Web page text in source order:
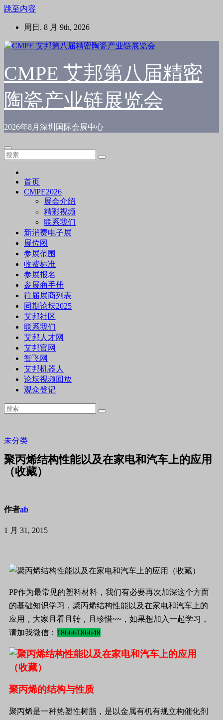
跳至内容
周日. 8 月 9th, 2026
CMPE 艾邦第八届精密
陶瓷产业链展览会
2026年8月深圳国际会展中心
首页
CMPE2026
展会介绍
精彩视频
联系我们
新消费电子展
展位图
参展范围
收费标准
参展报名
参展商手册
往届展商列表
同期论坛2025
艾邦社区
联系我们
艾邦人才网
艾邦官网
智飞网
艾邦机器人
论坛视频回放
观众登记
未分类
聚丙烯结构性能以及在家电和汽车上的应用
（收藏）
作者ab
1 月 31, 2015
PP作为最常见的塑料材料，我们有必要再次加深这个方面
的基础知识学习，聚丙烯结构性能以及在家电和汽车上的
应用，大家且看且转，且珍惜~~，如果想加入一起学习，
请加我微信： 18666186648
聚丙烯的结构与性质
聚丙烯是一种热塑性树脂，是以金属有机有规立构催化剂